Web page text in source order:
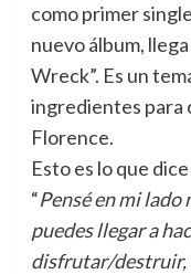
como primer
nuevo álbum,
Wreck”. Es un
ingredientes para
Florence.
Esto es lo que
“Pensé en mi
puedes llegar a
disfrutar/destruir,